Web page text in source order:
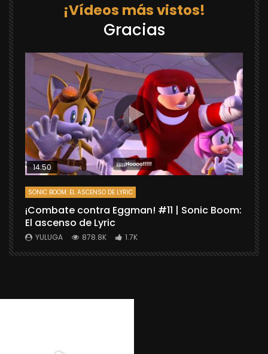
¡Vídeos más vistos!
Gracias
14:50
SONIC BOOM: EL ASCENSO DE LYRIC
¡Combate contra Eggman! #11 | Sonic Boom:
El ascenso de Lyric
YULUGA 878.8K 1.7K